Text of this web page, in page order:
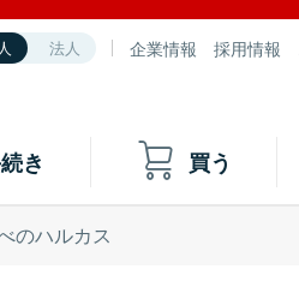
法人 企業情報 採用情報
き 買う
のハルカス